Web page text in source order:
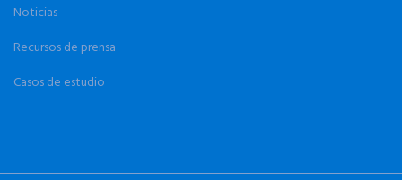
Noticias
Recursos de prensa
Casos de estudio